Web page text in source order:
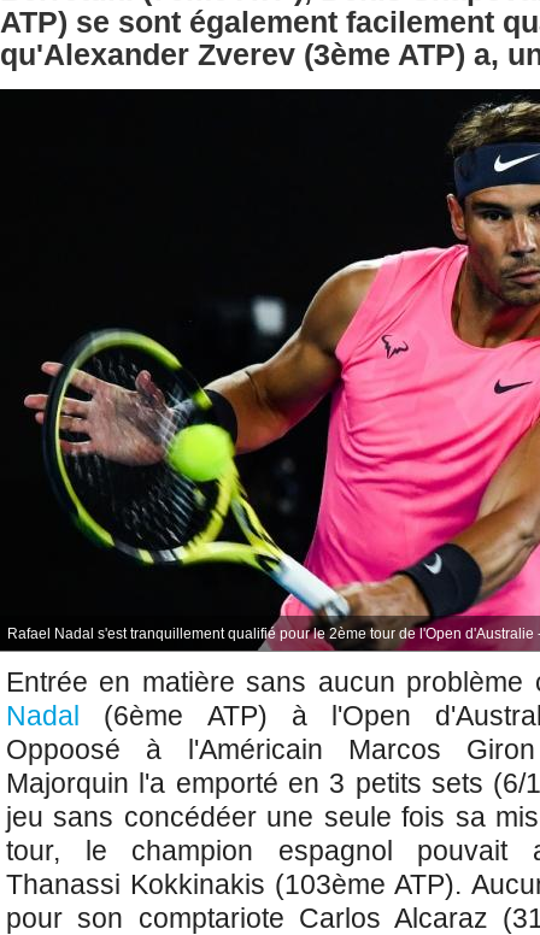
ATP) se sont également facilement
qu'Alexander Zverev (3ème ATP) a,
Rafael Nadal s'est tranquillement qualifié pour le 2ème tour de l'Open d'Australie
Entrée en matière sans aucun
Nadal (6ème ATP) à l'Open
Oppoosé à l'Américain Marcos
Majorquin l'a emporté en 3 petits sets
jeu sans concédéer une seule fois sa
tour, le champion espagnol pouvait
Thanassi Kokkinakis (103ème ATP).
pour son comptariote Carlos Alcaraz